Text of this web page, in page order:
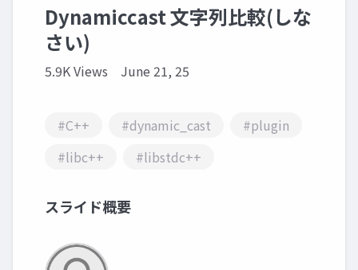
Dynamiccast 文字列比較(しな
さい)
5.9K Views June 21, 25
#C++ #dynamic_cast
#plugin
#libc++
#libstdc++
スライド概要